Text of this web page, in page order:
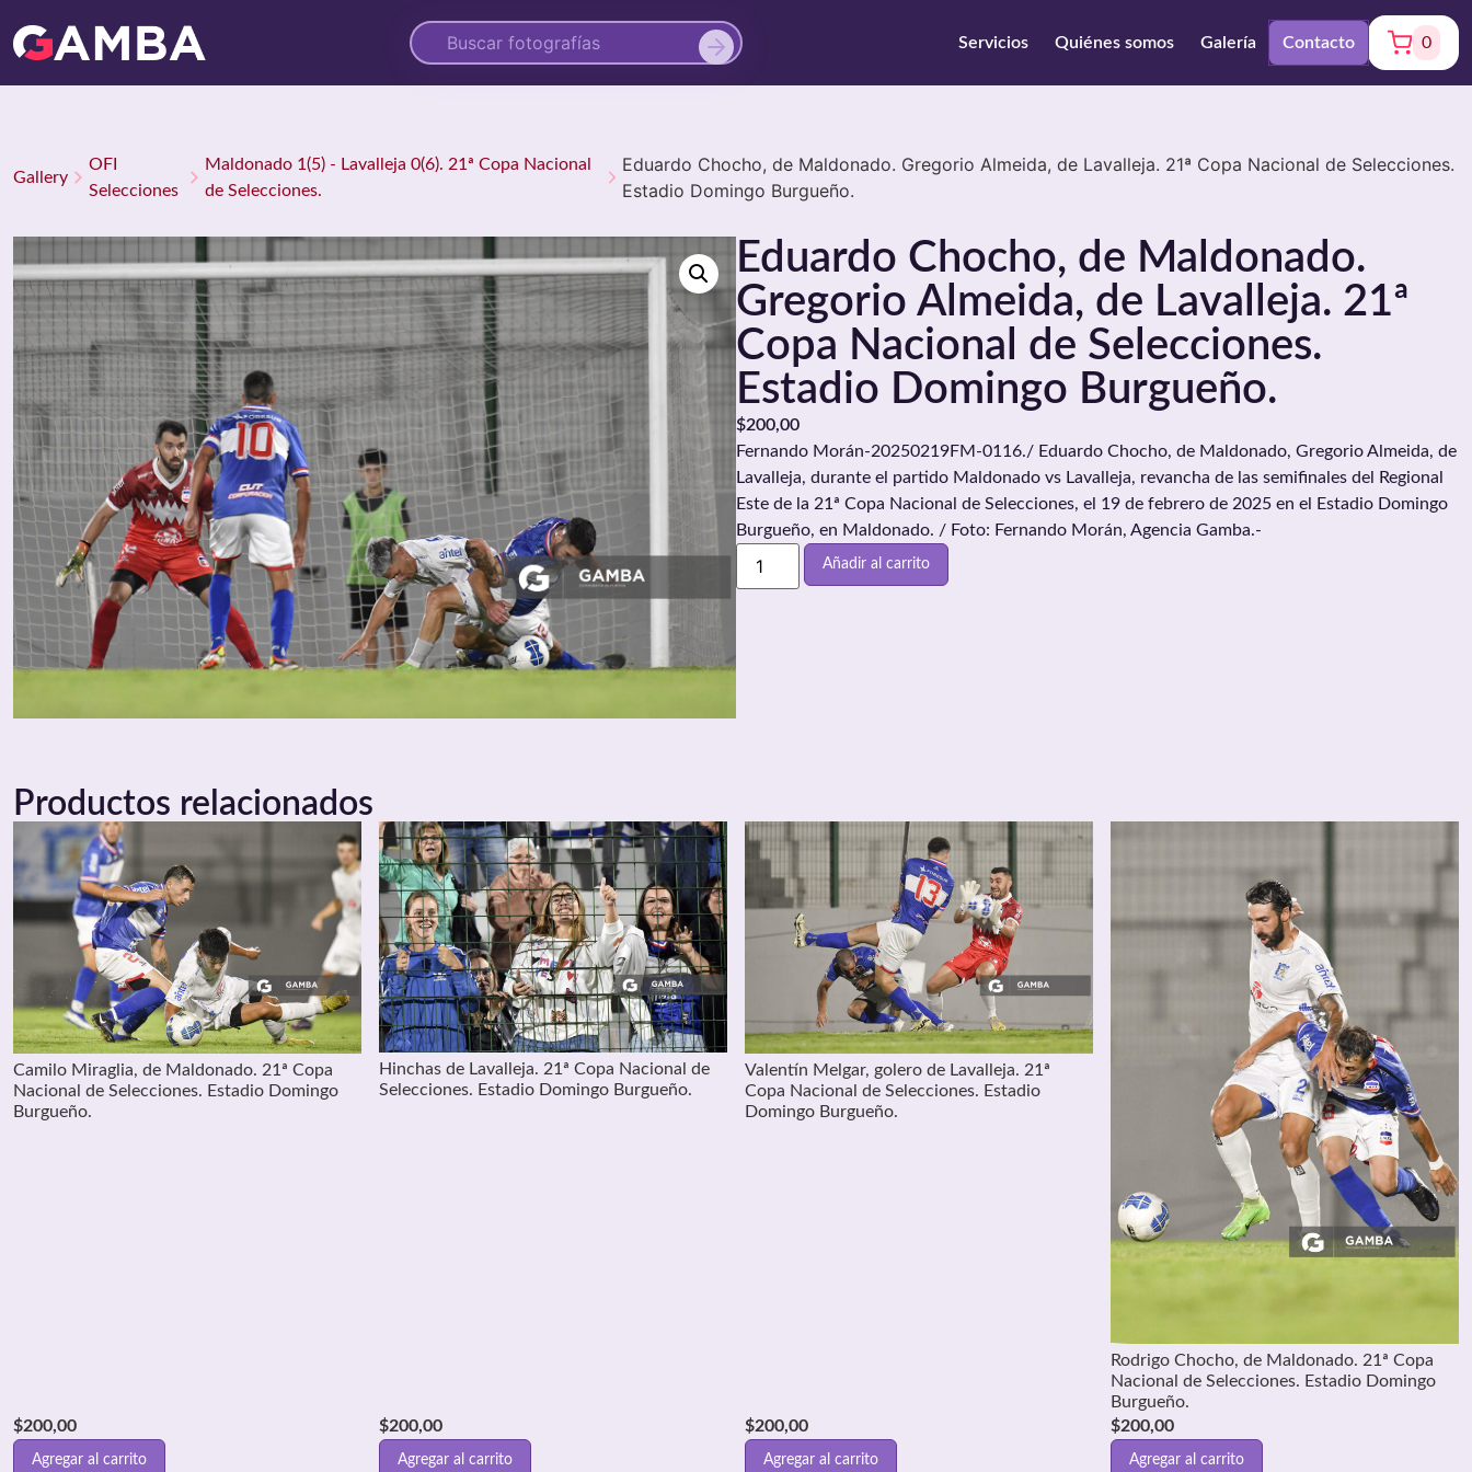
Servicios Quiénes somos Galería Contacto 0
Gallery
OFI
Selecciones
Maldonado 1(5) - Lavalleja 0(6). 21ª Copa Nacional
de Selecciones.
Eduardo Chocho, de Maldonado. Gregorio Almeida, de Lavalleja. 21ª Copa Nacional de Selecciones.
Estadio Domingo Burgueño.
Eduardo Chocho, de Maldonado.
Gregorio Almeida, de Lavalleja. 21ª
Copa Nacional de Selecciones.
Estadio Domingo Burgueño.
$200,00
Fernando Morán-20250219FM-0116./ Eduardo Chocho, de Maldonado, Gregorio Almeida, de
Lavalleja, durante el partido Maldonado vs Lavalleja, revancha de las semifinales del Regional
Este de la 21ª Copa Nacional de Selecciones, el 19 de febrero de 2025 en el Estadio Domingo
Burgueño, en Maldonado. / Foto: Fernando Morán, Agencia Gamba.-
Añadir al carrito
Productos relacionados
Camilo Miraglia, de Maldonado. 21ª Copa
Nacional de Selecciones. Estadio Domingo
Burgueño.
$200,00
Agregar al carrito
Hinchas de Lavalleja. 21ª Copa Nacional de
Selecciones. Estadio Domingo Burgueño.
$200,00
Agregar al carrito
Valentín Melgar, golero de Lavalleja. 21ª
Copa Nacional de Selecciones. Estadio
Domingo Burgueño.
$200,00
Agregar al carrito
Rodrigo Chocho, de Maldonado. 21ª Copa
Nacional de Selecciones. Estadio Domingo
Burgueño.
$200,00
Agregar al carrito